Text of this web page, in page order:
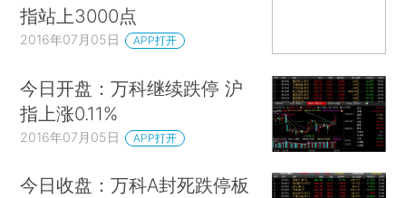
指站上3000点
2016年07月05日 APP打开
今日开盘：万科继续跌停 沪
指上涨0.11%
2016年07月05日 APP打开
今日收盘：万科A封死跌停板